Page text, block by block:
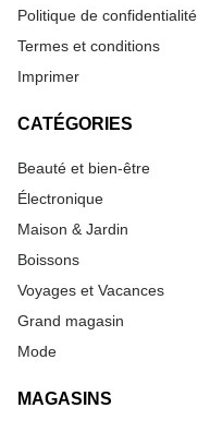
Politique de confidentialité
Termes et conditions
Imprimer
CATÉGORIES
Beauté et bien-être
Électronique
Maison & Jardin
Boissons
Voyages et Vacances
Grand magasin
Mode
MAGASINS